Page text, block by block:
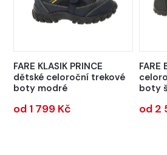
FARE KLASIK PRINCE
dětské celoroční trekové
boty modré
od 1 799 Kč
FARE
boty
od 2